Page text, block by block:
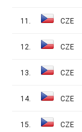
11. CZE
12. CZE
13. CZE
14. CZE
15. CZE